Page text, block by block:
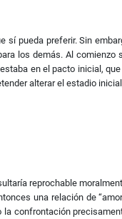
sí pueda preferir. Sin
los demás. Al
en el pacto inicial,
alterar el estadio
reprochable
una relación de
confrontación